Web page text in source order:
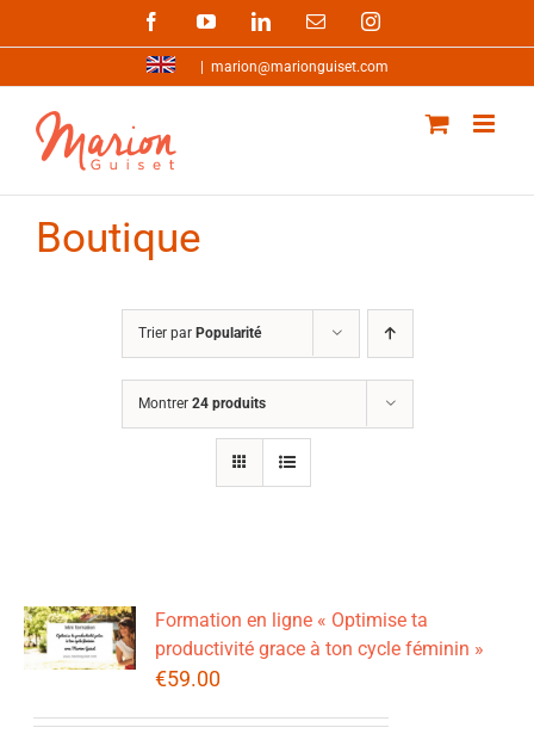
FacebookYouTubeLinkedInEmail Instagram
marion@marionguiset.com
Boutique
Trier par Popularité
Montrer 24 produits
Formation en ligne « Optimise ta
productivité grace à ton cycle féminin »
€59.00